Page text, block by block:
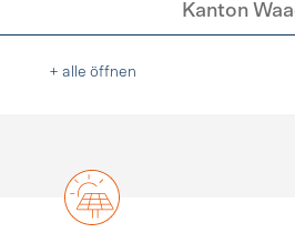
Kanton
+ alle öffnen